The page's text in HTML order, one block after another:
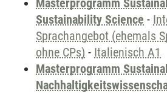
Masterprogramm
Sustainability Science -
Sprachangebot (ehemals
ohne CPs) - Italienisch A1
Masterprogramm